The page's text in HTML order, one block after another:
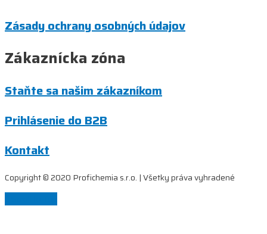
Zásady ochrany osobných údajov
Zákaznícka zóna
Staňte sa našim zákazníkom
Prihlásenie do B2B
Kontakt
Copyright © 2020 Profichemia s.r.o. | Všetky práva vyhradené